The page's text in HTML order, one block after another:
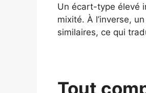
Un écart-type élevé
mixité. À l’inverse,
similaires, ce qui
Tout